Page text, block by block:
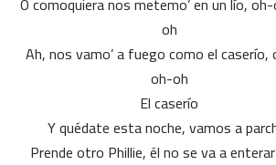
oh
Ah, nos vamo’ a fuego como el caserío,
oh-oh
El caserío
Y quédate esta noche, vamos a
Prende otro Phillie, él no se va a